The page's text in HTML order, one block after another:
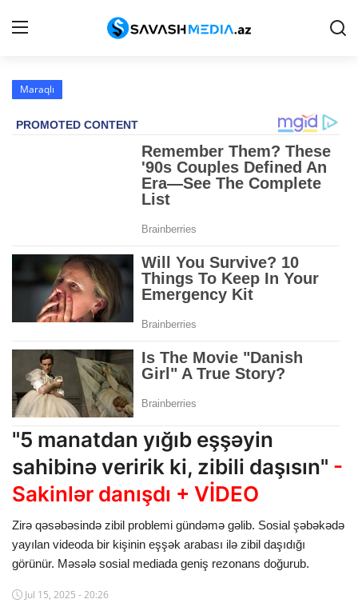
Reklam
Siyasət
İqtisadiyyat
Hadisə
Dünya
Cəmiyyət
Kriminal
Mövqe
Maraqlı
Sağlıq
Maraqlı
"5 manatdan yığıb eşşəyin
sahibinə veririk ki, zibili daşısın" -
Sakinlər danışdı + VİDEO
Zirə qəsəbəsində zibil problemi gündəmə gəlib. Sosial şəbəkədə
yayılan videoda bir kişinin eşşək arabası ilə zibil daşıdığı
görünür. Məsələ sosial mediada geniş rezonans doğurub.
Jul 15, 2025 - 20:26